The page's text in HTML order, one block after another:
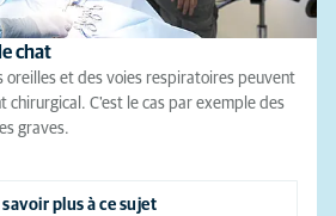
chat
oreilles et des voies respiratoires peuvent
chirurgical. C'est le cas par exemple des
graves.
savoir plus à ce sujet